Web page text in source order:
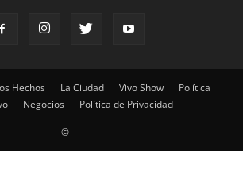
Hechos La Ciudad Vivo Show
Política
Negocios Política de Privacidad
©